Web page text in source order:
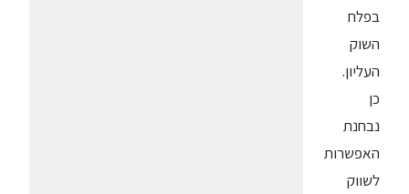
בפלח
השוק
העליון.
כן
נבחנת
האפשרות
לשווק